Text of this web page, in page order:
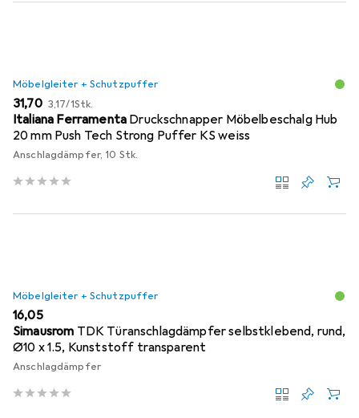
Möbelgleiter + Schutzpuffer
EUR
31,70 EUR
3,17/1Stk.
Italiana Ferramenta Druckschnapper Möbelbeschalg Hub
20 mm Push Tech Strong Puffer KS weiss
Anschlagdämpfer, 10 Stk.
Möbelgleiter + Schutzpuffer
EUR
16,05
Simausrom TDK Türanschlagdämpfer selbstklebend, rund,
Ø10 x 1.5, Kunststoff transparent
Anschlagdämpfer